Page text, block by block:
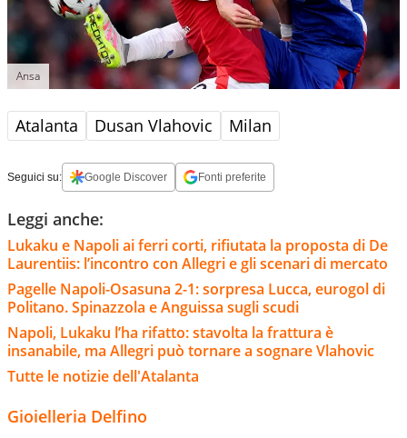
Ansa
Atalanta Dusan Vlahovic Milan
Seguici su: Google Discover Fonti preferite
Leggi anche:
Lukaku e Napoli ai ferri corti, rifiutata la proposta di De
Laurentiis: l’incontro con Allegri e gli scenari di mercato
Pagelle Napoli-Osasuna 2-1: sorpresa Lucca, eurogol di
Politano. Spinazzola e Anguissa sugli scudi
Napoli, Lukaku l’ha rifatto: stavolta la frattura è
insanabile, ma Allegri può tornare a sognare Vlahovic
Tutte le notizie dell'Atalanta
Gioielleria Delfino